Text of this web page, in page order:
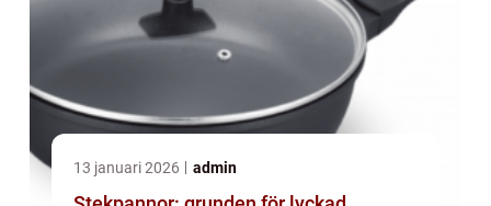
13 januari 2026 admin